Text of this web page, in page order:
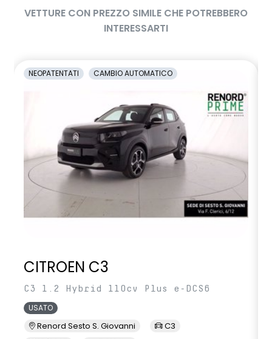
VETTURE CON PREZZO SIMILE CHE POTREBBERO
INTERESSARTI
NEOPATENTATI CAMBIO AUTOMATICO
CITROEN C3
C3 1.2 Hybrid 110cv Plus e-DCS6
USATO
Renord Sesto S. Giovanni
C3